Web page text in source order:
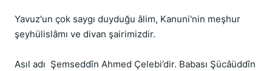
Yavuz'un çok saygı duyduğu âlim, Kanuni'nin meşhur
şeyhülislâmı ve divan şairimizdir.
Asıl adı  Şemseddîn Ahmed Çelebi’dir. Babası Şücâüddîn